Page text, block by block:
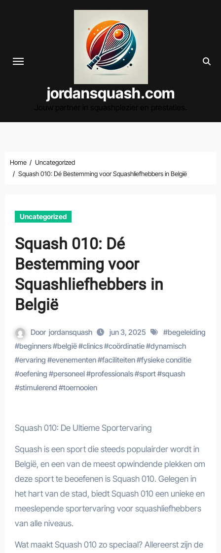
jordansquash.com
Home
Uncategorized
Squash 010: Dé Bestemming voor Squashliefhebbers in België
Uncategorized
Squash 010: Dé
Bestemming voor
Squashliefhebbers in
België
Door jordansquash jun 3, 2025 #begeleiding
#beginners#belgië#clinics#coördinatie#dynamisch
#ervaring #evenementen#faciliteiten#fysieke conditie
#oefening #personeel#professionals#sport#squash
#stimulerend #toernooien
Squash 010: De Ultieme Sportervaring
Squash is een sport die steeds populairder wordt in
België, en een van de meest opwindende plekken om
deze sport te beoefenen is Squash 010. Gelegen in
het hart van de stad, biedt Squash 010 een unieke en
meeslepende sportervaring voor squashliefhebbers
van alle niveaus.
Wat maakt Squash 010 zo speciaal? Allereerst zijn de